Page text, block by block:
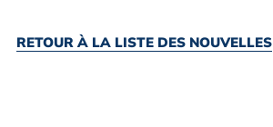
RETOUR À LA LISTE DES NOUVELLES